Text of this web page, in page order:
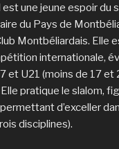
une jeune espoir du
du Pays de
Montbéliardais. Elle
internationale,
et U21 (moins de 17 et
pratique le slalom,
d’exceller
disciplines).